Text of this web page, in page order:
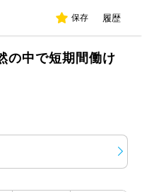
保存 履歴
の中で短期間働け